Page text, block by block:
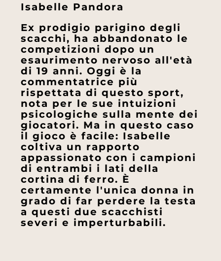
Isabelle Pandora
Ex prodigio parigino degli
scacchi, ha abbandonato le
competizioni dopo un
esaurimento nervoso all'età
di 19 anni. Oggi è la
commentatrice più
rispettata di questo sport,
nota per le sue intuizioni
psicologiche sulla mente dei
giocatori. Ma in questo caso
il gioco è facile: Isabelle
coltiva un rapporto
appassionato con i campioni
di entrambi i lati della
cortina di ferro. È
certamente l'unica donna in
grado di far perdere la testa
a questi due scacchisti
severi e imperturbabili.